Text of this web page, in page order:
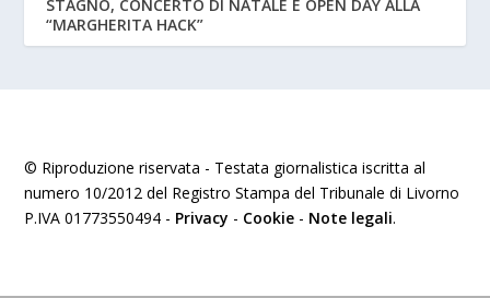
STAGNO, CONCERTO DI NATALE E OPEN DAY ALLA
“MARGHERITA HACK”
© Riproduzione riservata - Testata giornalistica iscritta al
numero 10/2012 del Registro Stampa del Tribunale di Livorno
P.IVA 01773550494 - Privacy - Cookie - Note legali.